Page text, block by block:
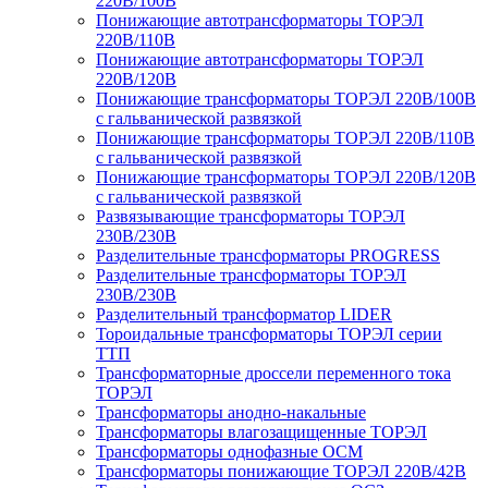
Понижающие автотрансформаторы ТОРЭЛ
220В/110В
Понижающие автотрансформаторы ТОРЭЛ
220В/120В
Понижающие трансформаторы ТОРЭЛ 220В/100В
с гальванической развязкой
Понижающие трансформаторы ТОРЭЛ 220В/110В
с гальванической развязкой
Понижающие трансформаторы ТОРЭЛ 220В/120В
с гальванической развязкой
Развязывающие трансформаторы ТОРЭЛ
230В/230В
Разделительные трансформаторы PROGRESS
Разделительные трансформаторы ТОРЭЛ
230В/230В
Разделительный трансформатор LIDER
Тороидальные трансформаторы ТОРЭЛ серии
ТТП
Трансформаторные дроссели переменного тока
ТОРЭЛ
Трансформаторы анодно-накальные
Трансформаторы влагозащищенные ТОРЭЛ
Трансформаторы однофазные ОСМ
Трансформаторы понижающие ТОРЭЛ 220В/42В